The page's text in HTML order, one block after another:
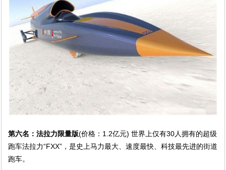
第六名：法拉力限量版(价格：1.2亿元) 世界上仅有30人拥有的超级
跑车法拉力“FXX”，是史上马力最大、速度最快、科技最先进的街道
跑车。